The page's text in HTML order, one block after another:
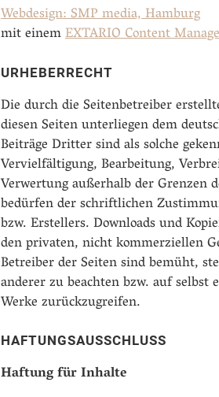
Webdesign: SMP media, Hamburg
mit einemEXTARIO Content
URHEBERRECHT
Die durch die Seitenbetreiber
diesen Seiten unterliegen dem
Beiträge Dritter sind als solche
Vervielfältigung, Bearbeitung,
Verwertung außerhalb der Grenzen
bedürfen der schriftlichen
bzw. Erstellers. Downloads und
den privaten, nicht kommerziellen
Betreiber der Seiten sind bemüht,
anderer zu beachten bzw. auf selbst
Werke zurückzugreifen.
HAFTUNGSAUSSCHLUSS
Haftung für Inhalte